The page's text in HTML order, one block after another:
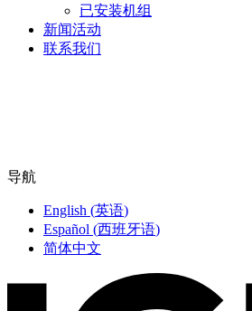
已安装机组
新闻活动
联系我们
导航
English (英语)
Español (西班牙语)
简体中文